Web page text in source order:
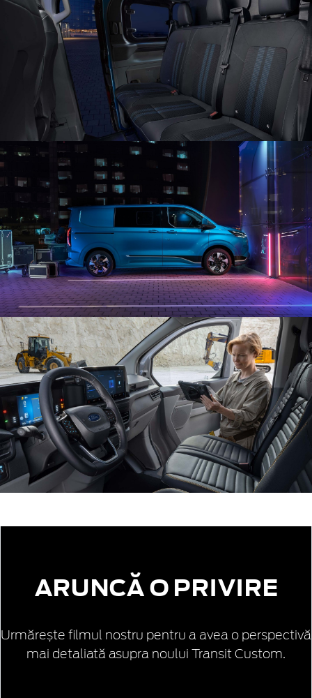
ARUNCĂ O PRIVIRE
Urmărește filmul nostru pentru a avea o perspectivă
mai detaliată asupra noului Transit Custom.